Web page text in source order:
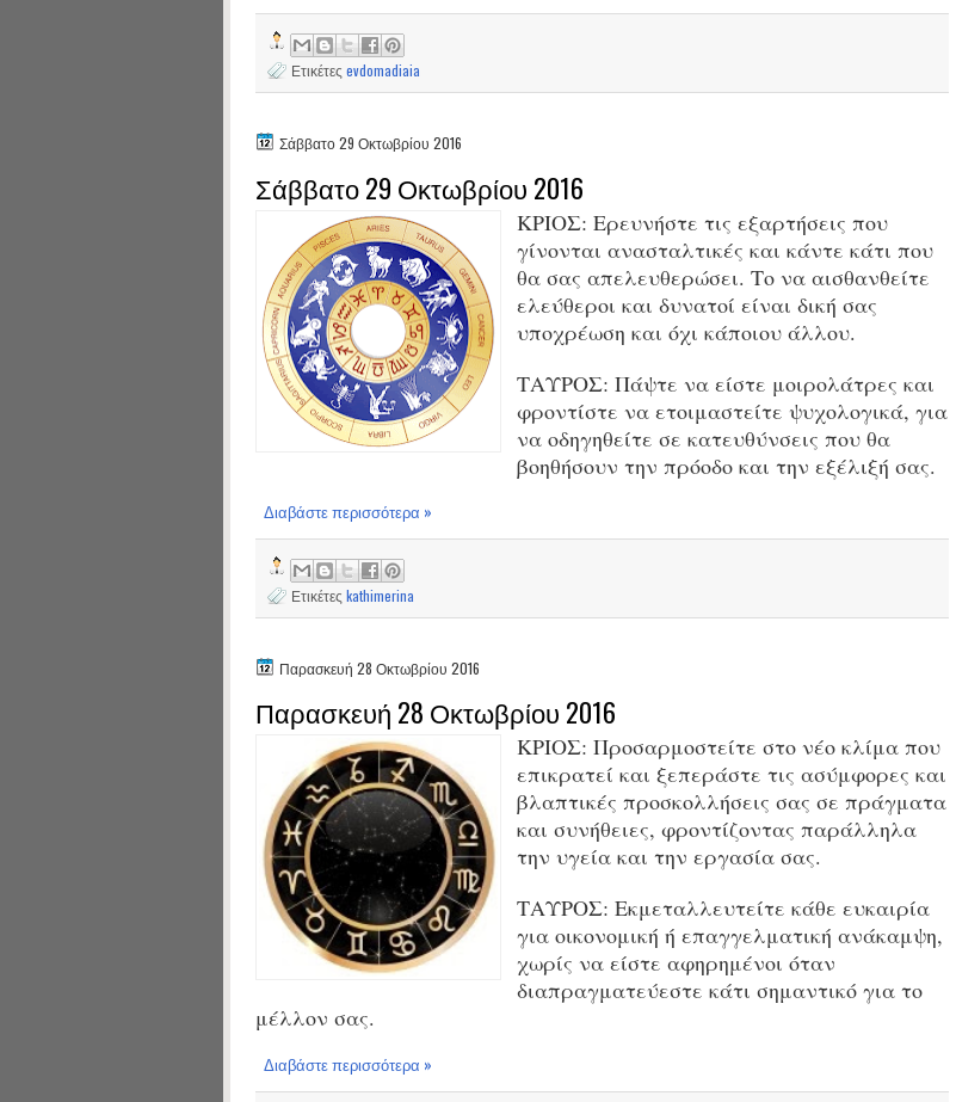
Ετικέτες evdomadiaia
Σάββατο 29 Οκτωβρίου 2016
Σάββατο 29 Οκτωβρίου 2016
ΚΡΙΟΣ: Ερευνήστε τις εξαρτήσεις που
γίνονται ανασταλτικές και κάντε κάτι που
θα σας απελευθερώσει. Το να αισθανθείτε
ελεύθεροι και δυνατοί είναι δική σας
υποχρέωση και όχι κάποιου άλλου.
ΤΑΥΡΟΣ: Πάψτε να είστε μοιρολάτρες και
φροντίστε να ετοιμαστείτε ψυχολογικά, για
να οδηγηθείτε σε κατευθύνσεις που θα
βοηθήσουν την πρόοδο και την εξέλιξή σας.
Διαβάστε περισσότερα »
Ετικέτες kathimerina
Παρασκευή 28 Οκτωβρίου 2016
Παρασκευή 28 Οκτωβρίου 2016
ΚΡΙΟΣ: Προσαρμοστείτε στο νέο κλίμα που
επικρατεί και ξεπεράστε τις ασύμφορες και
βλαπτικές προσκολλήσεις σας σε πράγματα
και συνήθειες, φροντίζοντας παράλληλα
την υγεία και την εργασία σας.
ΤΑΥΡΟΣ: Εκμεταλλευτείτε κάθε ευκαιρία
για οικονομική ή επαγγελματική ανάκαμψη,
χωρίς να είστε αφηρημένοι όταν
διαπραγματεύεστε κάτι σημαντικό για το
μέλλον σας.
Διαβάστε περισσότερα »